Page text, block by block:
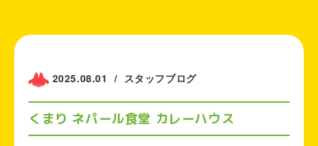
2025.08.01 / スタッフブログ
くまり ネパール食堂 カレーハウス